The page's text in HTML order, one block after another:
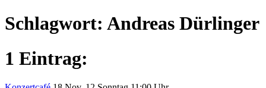
Schlagwort: Andreas Dürlinger
1 Eintrag: